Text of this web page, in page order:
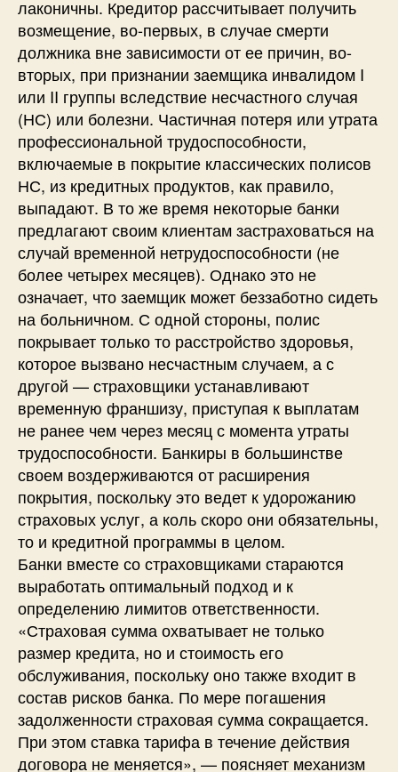
лаконичны. Кредитор рассчитывает получить
возмещение, во-первых, в случае смерти
должника вне зависимости от ее причин, во-
вторых, при признании заемщика инвалидом I
или II группы вследствие несчастного случая
(НС) или болезни. Частичная потеря или утрата
профессиональной трудоспособности,
включаемые в покрытие классических полисов
НС, из кредитных продуктов, как правило,
выпадают. В то же время некоторые банки
предлагают своим клиентам застраховаться на
случай временной нетрудоспособности (не
более четырех месяцев). Однако это не
означает, что заемщик может беззаботно сидеть
на больничном. С одной стороны, полис
покрывает только то расстройство здоровья,
которое вызвано несчастным случаем, а с
другой — страховщики устанавливают
временную франшизу, приступая к выплатам
не ранее чем через месяц с момента утраты
трудоспособности. Банкиры в большинстве
своем воздерживаются от расширения
покрытия, поскольку это ведет к удорожанию
страховых услуг, а коль скоро они обязательны,
то и кредитной программы в целом.
Банки вместе со страховщиками стараются
выработать оптимальный подход и к
определению лимитов ответственности.
«Страховая сумма охватывает не только
размер кредита, но и стоимость его
обслуживания, поскольку оно также входит в
состав рисков банка. По мере погашения
задолженности страховая сумма сокращается.
При этом ставка тарифа в течение действия
договора не меняется», — поясняет механизм